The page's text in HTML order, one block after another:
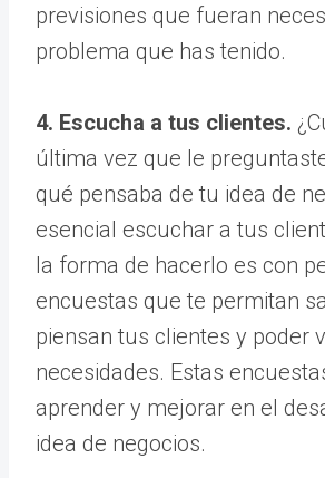
previsiones que fueran
problema que has tenido.
4. Escucha a tus clientes.
última vez que le
qué pensaba de tu idea de
esencial escuchar a tus
la forma de hacerlo es con
encuestas que te permitan
piensan tus clientes y poder
necesidades. Estas
aprender y mejorar en el
idea de negocios.